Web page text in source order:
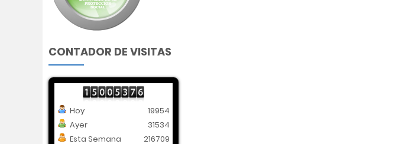
CONTADOR DE VISITAS
Hoy
Ayer
Esta Semana
19954
31534
216709